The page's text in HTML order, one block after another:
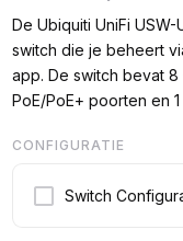
De Ubiquiti UniFi
switch die je beheert
app. De switch bevat
PoE/PoE+ poorten en
CONFIGURATIE
Switch